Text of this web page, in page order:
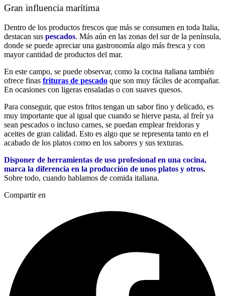
Gran influencia marítima
Dentro de los productos frescos que más se consumen en toda Italia,
destacan sus pescados. Más aún en las zonas del sur de la península,
donde se puede apreciar una gastronomía algo más fresca y con
mayor cantidad de productos del mar.
En este campo, se puede observar, como la cocina italiana también
ofrece finas frituras de pescado que son muy fáciles de acompañar.
En ocasiones con ligeras ensaladas o con suaves quesos.
Para conseguir, que estos fritos tengan un sabor fino y delicado, es
muy importante que al igual que cuando se hierve pasta, al freír ya
sean pescados o incluso carnes, se puedan emplear freidoras y
aceites de gran calidad. Esto es algo que se representa tanto en el
acabado de los platos como en los sabores y sus texturas.
Disponer de herramientas de uso profesional en una cocina,
marca la diferencia en la producción de unos platos y otros.
Sobre todo, cuando hablamos de comida italiana.
Compartir en